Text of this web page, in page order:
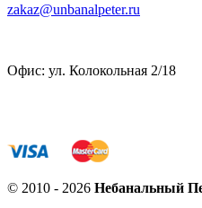
zakaz@unbanalpeter.ru
Офис: ул. Колокольная 2/18
© 2010 - 2026 Небанальный